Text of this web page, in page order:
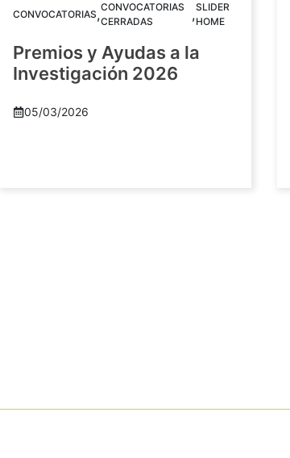
CONVOCATORIAS,CONVOCATORIAS
CERRADAS
,SLIDER
HOME
Premios y Ayudas a la
Investigación 2026
05/03/2026